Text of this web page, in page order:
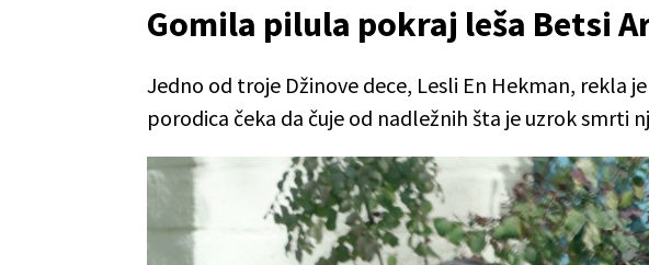
Gomila pilula pokraj leša Betsi
Jedno od troje Džinove dece, Lesli En Hekman, rekla
porodica čeka da čuje od nadležnih šta je uzrok smrti